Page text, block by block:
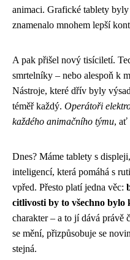
animaci. Grafické tablety
znamenalo mnohem lepší
A pak přišel nový tisíciletí.
smrtelníky – nebo alespoň k
Nástroje, které dřív byly
téměř každý. Operátoři
každého animačního týmu, ať
Dnes? Máme tablety s
inteligencí, která pomáhá s
vpřed. Přesto platí jedna věc:
citlivosti by to všechno bylo
charakter – a to jí dává právě
se mění, přizpůsobuje se
stejná.